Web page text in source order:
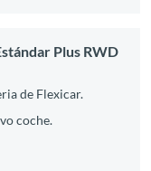
Plus RWD
de Flexicar.
coche.